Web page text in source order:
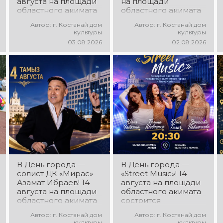
областного акимата
концертная
ансамбля танца
«Карнавал»!
ансамбля — Шамиль
Фахрутдинов. Вас
ждут зрелищные
хореографические
постановки, яркие
образы,
зажигательные
ритмы и
праздничное
настроение!
Автор: г. Костанай дом
культуры
03.08.2026
областного акимата
праздничная DJ-
программа! Вас ждут
современные
музыкальные хиты,
зажигательные
ритмы, мощная
энергия и яркие
эмоции!
Автор: г. Костанай дом
культуры
02.08.2026
В День города —
солист ДК «Мирас»
Азамат Ибраев! 14
августа на площади
областного акимата
концертная
Автор: г. Костанай дом
В День города —
«Street Music»! 14
августа на площади
областного акимата
состоится
программа
Автор: г. Костанай дом